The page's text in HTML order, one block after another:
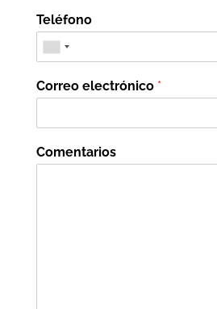
Teléfono
Correo electrónico *
Comentarios